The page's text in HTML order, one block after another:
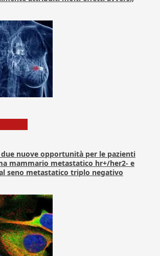
nuove opportunità per le pazienti
mammario metastatico hr+/her2- e
seno metastatico triplo negativo